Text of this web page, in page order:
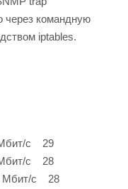
через командную
iptables.
c 29
c 28
c 28